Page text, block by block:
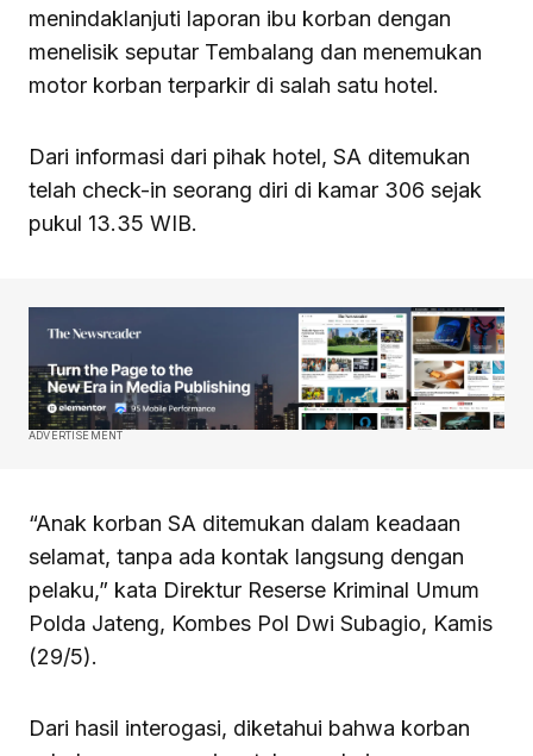
menindaklanjuti laporan ibu korban dengan
menelisik seputar Tembalang dan menemukan
motor korban terparkir di salah satu hotel.
Dari informasi dari pihak hotel, SA ditemukan
telah check-in seorang diri di kamar 306 sejak
pukul 13.35 WIB.
ADVERTISEMENT
“Anak korban SA ditemukan dalam keadaan
selamat, tanpa ada kontak langsung dengan
pelaku,” kata Direktur Reserse Kriminal Umum
Polda Jateng, Kombes Pol Dwi Subagio, Kamis
(29/5).
Dari hasil interogasi, diketahui bahwa korban